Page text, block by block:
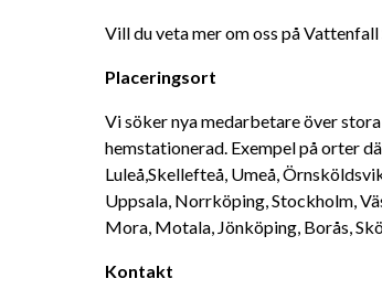
Vill du veta mer om oss på
Placeringsort
Vi söker nya medarbetare över
hemstationerad. Exempel på orter
Luleå,Skellefteå, Umeå,
Uppsala, Norrköping, Stockholm,
Mora, Motala, Jönköping, Borås,
Kontakt